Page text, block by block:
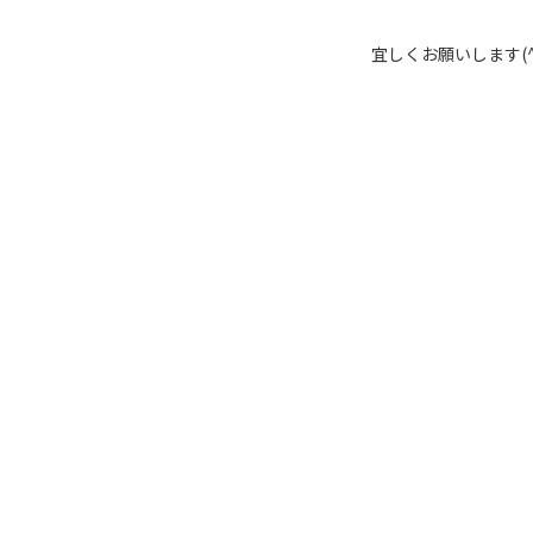
宜しくお願いしま